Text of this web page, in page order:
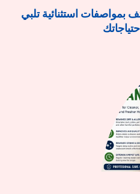
بمواصفات استثنائية تلبي